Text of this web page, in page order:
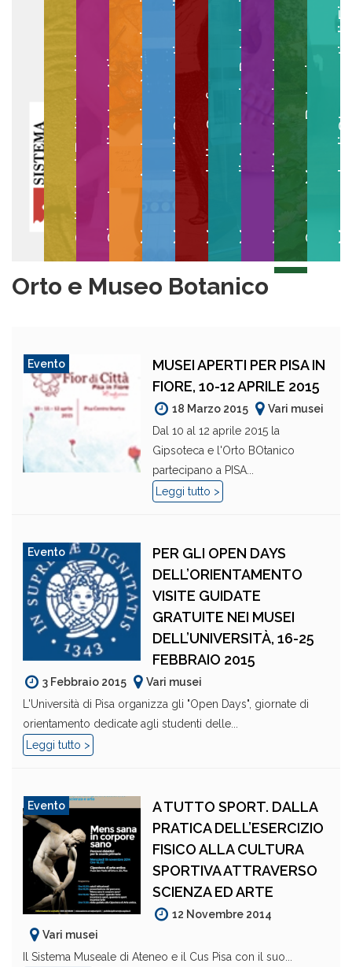
Collezioni EgittologicheGipsoteca di Arte AnticaMuseo Anatomico VeterinarioMuseo degli Strumenti per il CalcoloMuseo della GraficaMuseo di Anatomia PatologicaMuseo di Anatomia UmanaOrto e Museo BotanicoMuseo degli
Orto e Museo Botanico
Evento
MUSEI APERTI PER PISA IN
FIORE, 10-12 APRILE 2015
18 Marzo 2015
Vari musei
Dal 10 al 12 aprile 2015 la
Gipsoteca e l'Orto BOtanico
partecipano a PISA...
Leggi tutto >
Evento
PER GLI OPEN DAYS
DELL’ORIENTAMENTO
VISITE GUIDATE
GRATUITE NEI MUSEI
DELL’UNIVERSITÀ, 16-25
FEBBRAIO 2015
3 Febbraio 2015
Vari musei
L'Università di Pisa organizza gli "Open Days", giornate di
orientamento dedicate agli studenti delle...
Leggi tutto >
Evento
A TUTTO SPORT. DALLA
PRATICA DELL’ESERCIZIO
FISICO ALLA CULTURA
SPORTIVA ATTRAVERSO
SCIENZA ED ARTE
12 Novembre 2014
Vari musei
Il Sistema Museale di Ateneo e il Cus Pisa con il suo...